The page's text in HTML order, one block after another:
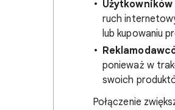
Użytkowników
ruch
lub kupowaniu
ponieważ w
swoich
Połączenie